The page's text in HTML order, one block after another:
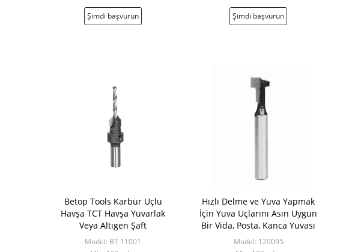
Şimdi başvurun Şimdi başvurun
Betop Tools Karbür Uçlu
Havşa TCT Havşa Yuvarlak
Veya Altıgen Şaft
Model: BT 11001
Hızlı Delme ve Yuva Yapmak
İçin Yuva Uçlarını Asın Uygun
Bir Vida, Posta, Kanca Yuvası
Model: 120095